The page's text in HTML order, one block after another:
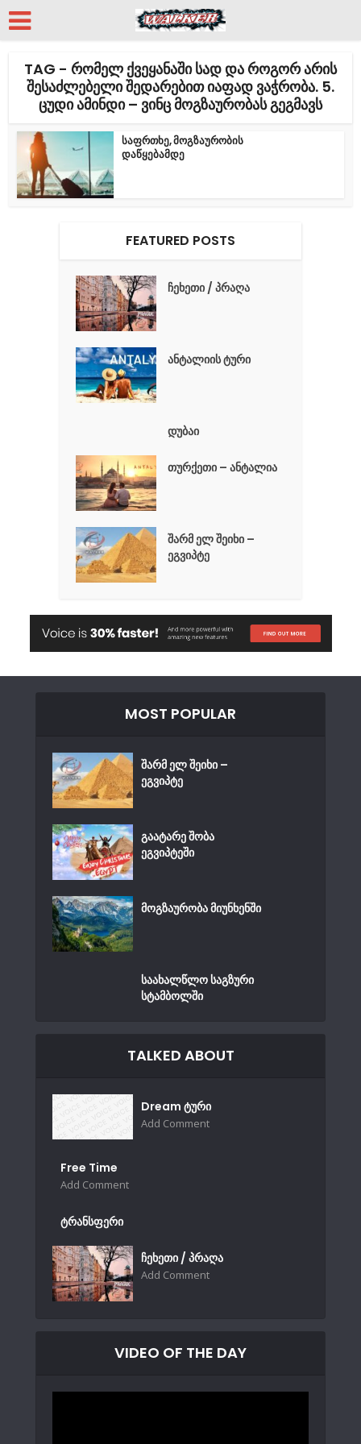
TAG - ᲠᲝᲛᲔᲚ ᲥᲕᲔᲧᲐᲜᲐᲨᲘ ᲡᲐᲓ ᲓᲐ ᲠᲝᲒᲝᲠ ᲐᲠᲘᲡ
ᲨᲔᲡᲐᲫᲚᲔᲑᲔᲚᲘ ᲨᲔᲓᲐᲠᲔᲑᲘᲗ ᲘᲐᲤᲐᲓ ᲕᲐᲭᲠᲝᲑᲐ. 5.
ᲪᲣᲓᲘ ᲐᲛᲘᲜᲓᲘ – ᲕᲘᲜᲪ ᲛᲝᲒᲖᲐᲣᲠᲝᲑᲐᲡ ᲒᲔᲒᲛᲐᲕᲡ
საფრთხე, მოგზაურობის
დაწყებამდე
FEATURED POSTS
ჩეხეთი / პრაღა
ანტალიის ტური
დუბაი
თურქეთი – ანტალია
შარმ ელ შეიხი –
ეგვიპტე
MOST POPULAR
შარმ ელ შეიხი –
ეგვიპტე
გაატარე შობა
ეგვიპტეში
მოგზაურობა მიუნხენში
საახალწლო საგზური
სტამბოლში
TALKED ABOUT
Dream ტური
Add Comment
Free Time
Add Comment
ტრანსფერი
ჩეხეთი / პრაღა
Add Comment
VIDEO OF THE DAY